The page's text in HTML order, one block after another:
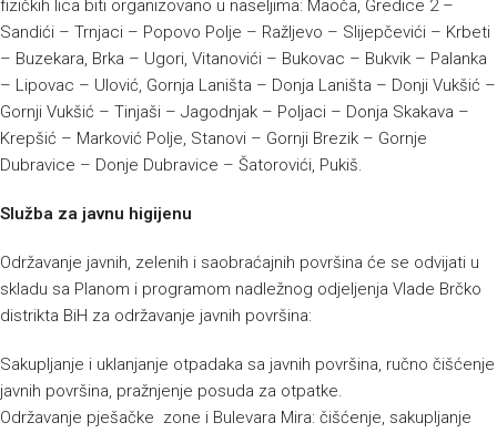
fizičkih lica biti organizovano u naseljima: Maoča, Gredice 2 –
Sandići – Trnjaci – Popovo Polje – Ražljevo – Slijepčevići – Krbeti
– Buzekara, Brka – Ugori, Vitanovići – Bukovac – Bukvik – Palanka
– Lipovac – Ulović, Gornja Laništa – Donja Laništa – Donji Vukšić –
Gornji Vukšić – Tinjaši – Jagodnjak – Poljaci – Donja Skakava –
Krepšić – Marković Polje, Stanovi – Gornji Brezik – Gornje
Dubravice – Donje Dubravice – Šatorovići, Pukiš.
Služba za javnu higijenu
Održavanje javnih, zelenih i saobraćajnih površina će se odvijati u
skladu sa Planom i programom nadležnog odjeljenja Vlade Brčko
distrikta BiH za održavanje javnih površina:
Sakupljanje i uklanjanje otpadaka sa javnih površina, ručno čišćenje
javnih površina, pražnjenje posuda za otpatke.
Održavanje pješačke zone i Bulevara Mira: čišćenje, sakupljanje